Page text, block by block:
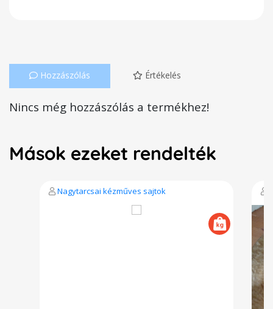
Hozzászólás Értékelés
Nincs még hozzászólás a termékhez!
Mások ezeket rendelték
Nagytarcsai kézműves sajtok